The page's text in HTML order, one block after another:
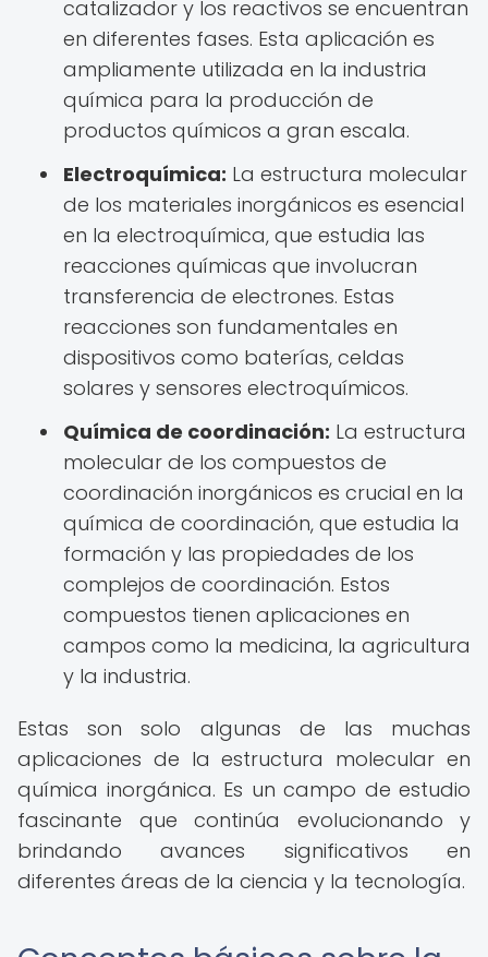
catalizador y los reactivos se encuentran
en diferentes fases. Esta aplicación es
ampliamente utilizada en la industria
química para la producción de
productos químicos a gran escala.
Electroquímica: La estructura molecular
de los materiales inorgánicos es esencial
en la electroquímica, que estudia las
reacciones químicas que involucran
transferencia de electrones. Estas
reacciones son fundamentales en
dispositivos como baterías, celdas
solares y sensores electroquímicos.
Química de coordinación: La estructura
molecular de los compuestos de
coordinación inorgánicos es crucial en la
química de coordinación, que estudia la
formación y las propiedades de los
complejos de coordinación. Estos
compuestos tienen aplicaciones en
campos como la medicina, la agricultura
y la industria.
Estas son solo algunas de las muchas
aplicaciones de la estructura molecular en
química inorgánica. Es un campo de estudio
fascinante que continúa evolucionando y
brindando avances significativos en
diferentes áreas de la ciencia y la tecnología.